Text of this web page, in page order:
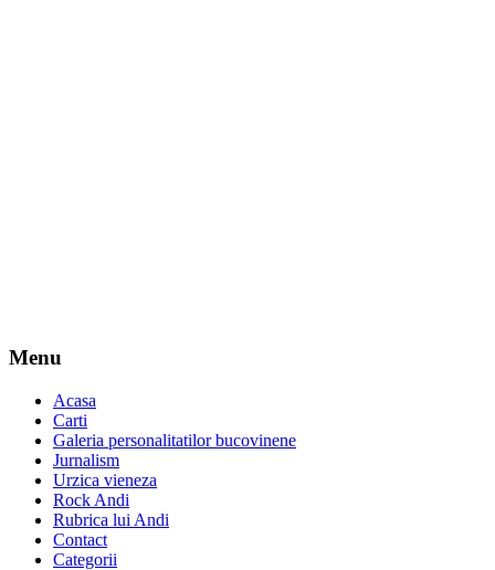
Menu
Acasa
Carti
Galeria personalitatilor bucovinene
Jurnalism
Urzica vieneza
Rock Andi
Rubrica lui Andi
Contact
Categorii